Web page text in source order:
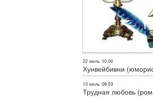
22 июль 10:00
Хунвейбивни
10 июль 09:53
Трудная любовь